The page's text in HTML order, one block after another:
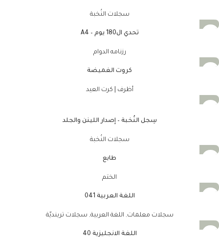
سجلات النُخبة
تحدي ال180 يوم – A4
رزنامه الدوام
كروت الغميضة
أظرف | كرت العيد
سِجل النُخبة – إصدار اللينن والجلد
سجلات النُخبة
طابع
الختم
اللغة العربية 041
سجلات معلمات, اللغة العربية, سجلات ترينديّة
اللغة الانجليزية 40